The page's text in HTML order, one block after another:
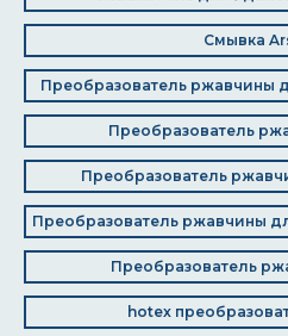
Смывка
Преобразователь ржавчины
Преобразователь
Преобразователь
Преобразователь ржавчины
Преобразователь
hotex